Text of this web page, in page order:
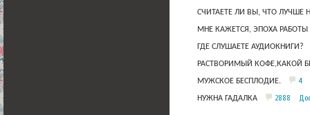
СЧИТАЕТЕ ЛИ ВЫ, ЧТО ЛУЧШЕ
МНЕ КАЖЕТСЯ, ЭПОХА
ГДЕ СЛУШАЕТЕ АУДИОКНИГИ?
РАСТВОРИМЫЙ КОФЕ,КАКОЙ
МУЖСКОЕ БЕСПЛОДИЕ. 4
НУЖНА ГАДАЛКА 2888